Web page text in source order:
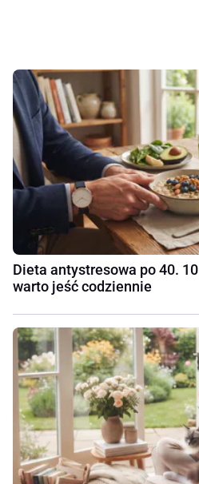
Dieta antystresowa po 40.
warto jeść codziennie